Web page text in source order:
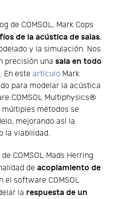
de COMSOL, Mark Cops
de la acústica de salas,
y la simulación. Nos
precisión una sala en todo
. En este artículo Mark
para modelar la acústica
COMSOL Multiphysics®
métodos se
mejorando así la
la viabilidad.
COMSOL Mads Herring
de acoplamiento de
el software COMSOL
la respuesta de un